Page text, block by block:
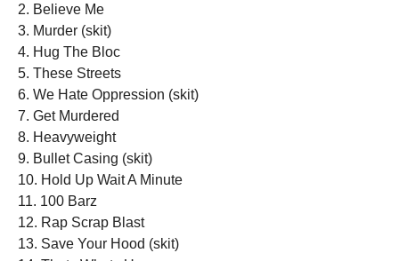
2. Believe Me
3. Murder (skit)
4. Hug The Bloc
5. These Streets
6. We Hate Oppression (skit)
7. Get Murdered
8. Heavyweight
9. Bullet Casing (skit)
10. Hold Up Wait A Minute
11. 100 Barz
12. Rap Scrap Blast
13. Save Your Hood (skit)